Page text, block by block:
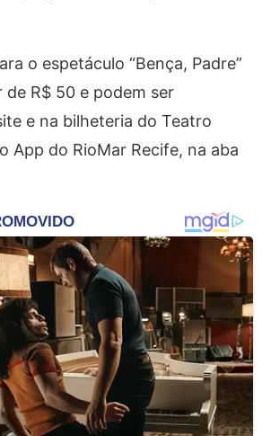
o espetáculo “Bença, Padre”
R$ 50 e podem ser
e na bilheteria do Teatro
App do RioMar Recife, na aba